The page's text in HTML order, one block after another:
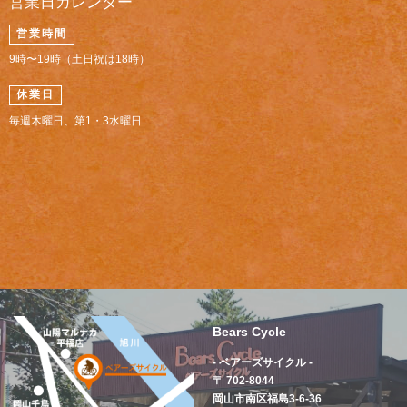
営業時間
9時〜19時（土日祝は18時）
休業日
毎週木曜日、第1・3水曜日
Bears Cycle
- ベアーズサイクル -
〒 702-8044
岡山市南区福島3-6-36